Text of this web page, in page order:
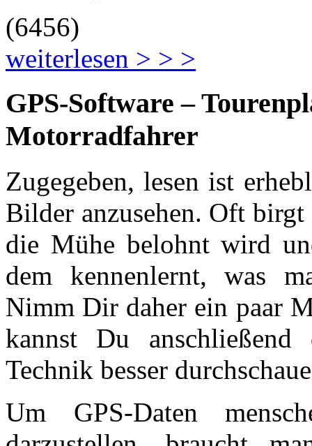
(6456)
weiterlesen > > >
GPS-Software –
Motorradfahrer
Zugegeben, lesen ist
Bilder anzusehen. Oft birgt
die Mühe belohnt wird
dem kennenlernt, was
Nimm Dir daher ein paar
kannst Du
Technik besser
Um GPS-Daten